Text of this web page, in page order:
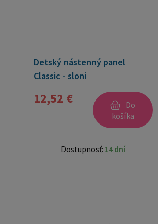
Detský nástenný panel
Classic - sloni
12,52 €
Do
košíka
Dostupnosť: 14 dní